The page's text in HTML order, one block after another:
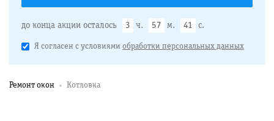
до конца акции осталось 3 ч. 57 м. 40 с.
Я согласен с условиями обработки персональных данных
Ремонт окон Котловка